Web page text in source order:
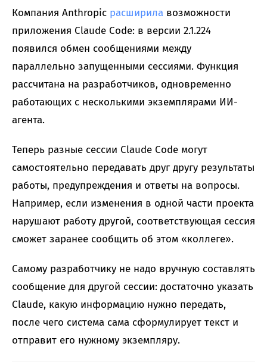
Компания Anthropic расширила возможности
приложения Claude Code: в версии 2.1.224
появился обмен сообщениями между
параллельно запущенными сессиями. Функция
рассчитана на разработчиков, одновременно
работающих с несколькими экземплярами ИИ-
агента.
Теперь разные сессии Claude Code могут
самостоятельно передавать друг другу результаты
работы, предупреждения и ответы на вопросы.
Например, если изменения в одной части проекта
нарушают работу другой, соответствующая сессия
сможет заранее сообщить об этом «коллеге».
Самому разработчику не надо вручную составлять
сообщение для другой сессии: достаточно указать
Claude, какую информацию нужно передать,
после чего система сама сформулирует текст и
отправит его нужному экземпляру.